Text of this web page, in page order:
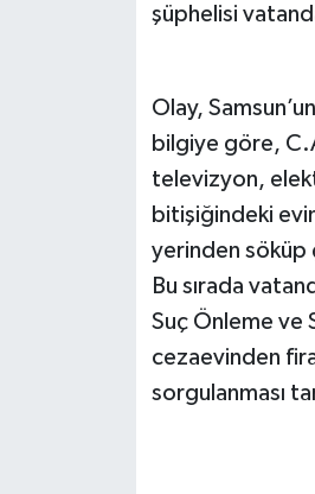
şüphelisi
Olay,
bilgiye göre,
televizyon,
bitişiğindeki
yerinden söküp
Bu sırada
Suç Önleme ve
cezaevinden
sorgulanması